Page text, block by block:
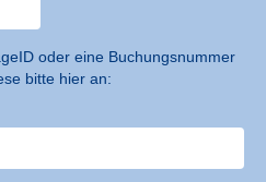
oder eine Buchungsnummer
bitte hier an: